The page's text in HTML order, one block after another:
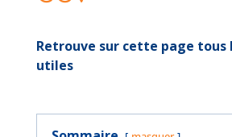
Retrouve sur cette page tous
utiles